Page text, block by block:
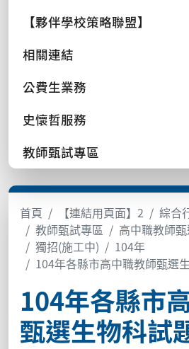
【夥伴學校策略聯盟】
相關連結
公費生業務
史懷哲服務
教師甄試專區
首頁 【連結用頁面】2
綜合
教師甄試專區
高中職教師
獨招(施工中)
104年
104年各縣市高中職教師甄選
104年各縣市
甄選生物科試